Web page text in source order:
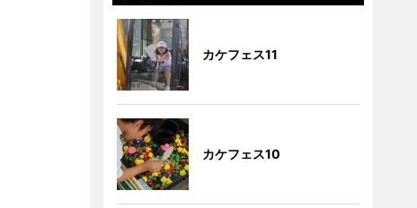
カケフェス11
カケフェス10